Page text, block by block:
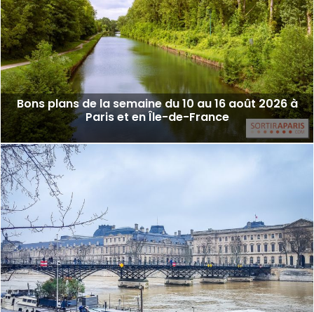
Bons plans de la semaine du 10 au 16 août 2026 à
Paris et en Île-de-France